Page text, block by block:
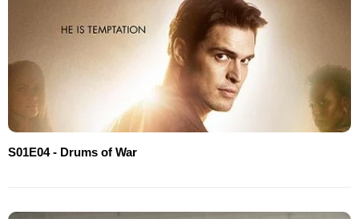
S01E04 - Drums of War